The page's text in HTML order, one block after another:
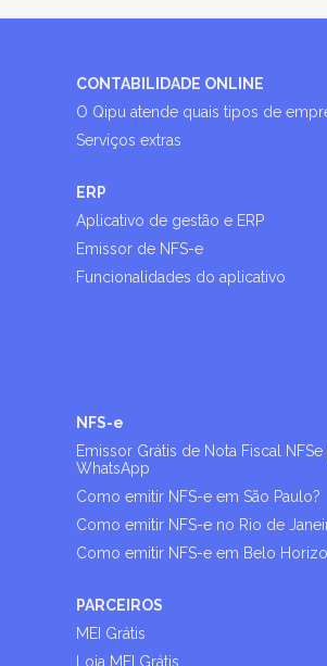
CONTABILIDADE ONLINE
O Qipu atende quais tipos de
Serviços extras
ERP
Aplicativo de gestão e ERP
Emissor de NFS-e
Funcionalidades do aplicativo
NFS-e
Emissor Grátis de Nota Fiscal
WhatsApp
Como emitir NFS-e em São Paulo?
Como emitir NFS-e no Rio de
Como emitir NFS-e em Belo
PARCEIROS
MEI Grátis
Loja MEI Grátis